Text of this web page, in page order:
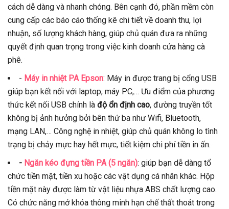
cách dễ dàng và nhanh chóng. Bên cạnh đó, phần mềm còn
cung cấp các báo cáo thống kê chi tiết về doanh thu, lợi
nhuận, số lượng khách hàng, giúp chủ quán đưa ra những
quyết định quan trọng trong việc kinh doanh cửa hàng cà
phê.
- Máy in nhiệt PA Epson: Máy in được trang bị cổng USB
giúp bạn kết nối với laptop, máy PC,… Ưu điểm của phương
thức kết nối USB chính là độ ổn định cao, đường truyền tốt
không bị ảnh hưởng bởi bên thứ ba như Wifi, Bluetooth,
mạng LAN,… Công nghệ in nhiệt, giúp chủ quán không lo tình
trạng bị chảy mực hay hết mực, tiết kiệm chi phí tiền in ấn.
- Ngăn kéo đựng tiền PA (5 ngăn): giúp bạn dễ dàng tổ
chức tiền mặt, tiền xu hoặc các vật dụng cá nhân khác. Hộp
tiền mặt này được làm từ vật liệu nhựa ABS chất lượng cao.
Có chức năng mở khóa thông minh hạn chế thất thoát trong